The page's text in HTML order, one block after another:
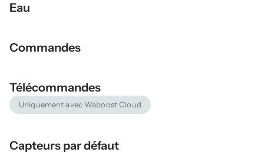
Eau
Commandes
Télécommandes
Uniquement avec Waboost Cloud
Capteurs par défaut